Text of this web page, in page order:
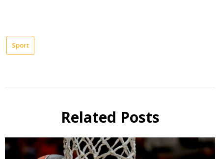
Sport
Related Posts